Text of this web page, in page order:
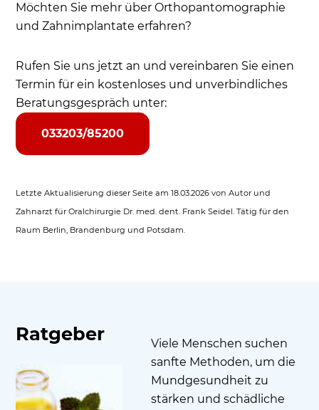
Möchten Sie mehr über Orthopantomographie
und Zahnimplantate erfahren?
Rufen Sie uns jetzt an und vereinbaren Sie einen
Termin für ein kostenloses und unverbindliches
Beratungsgespräch unter:
033203/85200
Letzte Aktualisierung dieser Seite am 18.03.2026 von Autor und
Zahnarzt für Oralchirurgie Dr. med. dent. Frank Seidel. Tätig für den
Raum Berlin, Brandenburg und Potsdam.
Ratgeber
Viele Menschen suchen
sanfte Methoden, um die
Mundgesundheit zu
stärken und schädliche